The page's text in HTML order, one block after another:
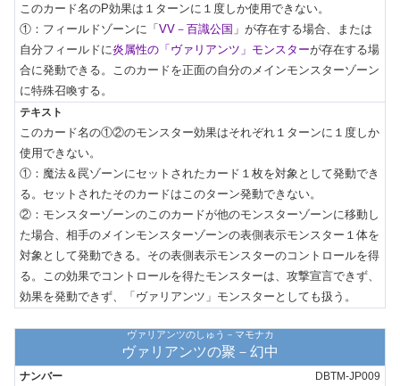
このカード名のP効果は１ターンに１度しか使用できない。
①：フィールドゾーンに「VV－百識公国 」が存在する場合、または
自分フィールドに炎属性の「ヴァリアンツ」モンスターが存在する場
合に発動できる。このカードを正面の自分のメインモンスターゾーン
に特殊召喚する。
このカード名の①②のモンスター効果はそれぞれ１ターンに１度しか
使用できない。
①：魔法＆罠ゾーンにセットされたカード１枚を対象として発動でき
る。セットされたそのカードはこのターン発動できない。
②：モンスターゾーンのこのカードが他のモンスターゾーンに移動し
た場合、相手のメインモンスターゾーンの表側表示モンスター１体を
対象として発動できる。その表側表示モンスターのコントロールを得
る。この効果でコントロールを得たモンスターは、攻撃宣言できず、
効果を発動できず、「ヴァリアンツ」モンスターとしても扱う。
ヴァリアンツのしゅう－マモナカ
ヴァリアンツの聚－幻中
DBTM-JP009